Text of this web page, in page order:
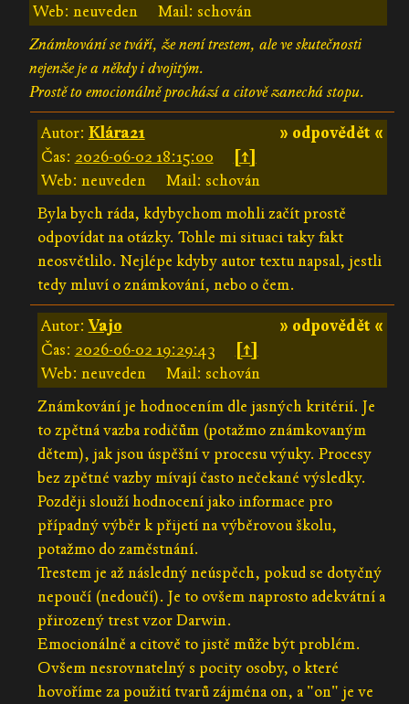
Web: neuveden
Mail: schován
Známkování se tváří, že není trestem, ale ve skutečnosti
nejenže je a někdy i dvojitým.
Prostě to emocionálně prochází a citově zanechá stopu.
» odpovědět «
Autor: Klára21
Čas: 2026-06-02 18:15:00
[↑]
Web: neuveden
Mail: schován
Byla bych ráda, kdybychom mohli začít prostě
odpovídat na otázky. Tohle mi situaci taky fakt
neosvětlilo. Nejlépe kdyby autor textu napsal, jestli
tedy mluví o známkování, nebo o čem.
» odpovědět «
Autor:Vajo
Čas: 2026-06-02 19:29:43
[↑]
Web: neuveden
Mail: schován
Známkování je hodnocením dle jasných kritérií. Je
to zpětná vazba rodičům (potažmo známkovaným
dětem), jak jsou úspěšní v procesu výuky. Procesy
bez zpětné vazby mívají často nečekané výsledky.
Později slouží hodnocení jako informace pro
případný výběr k přijetí na výběrovou školu,
potažmo do zaměstnání.
Trestem je až následný neúspěch, pokud se dotyčný
nepoučí (nedoučí). Je to ovšem naprosto adekvátní a
přirozený trest vzor Darwin.
Emocionálně a citově to jistě může být problém.
Ovšem nesrovnatelný s pocity osoby, o které
hovoříme za použití tvarů zájména on, a "on" je ve